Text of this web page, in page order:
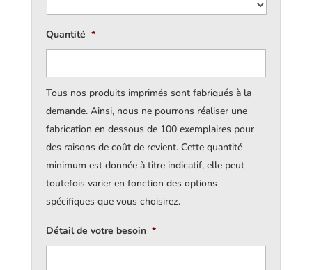
Quantité *
Tous nos produits imprimés sont fabriqués à la
demande. Ainsi, nous ne pourrons réaliser une
fabrication en dessous de 100 exemplaires pour
des raisons de coût de revient. Cette quantité
minimum est donnée à titre indicatif, elle peut
toutefois varier en fonction des options
spécifiques que vous choisirez.
Détail de votre besoin *